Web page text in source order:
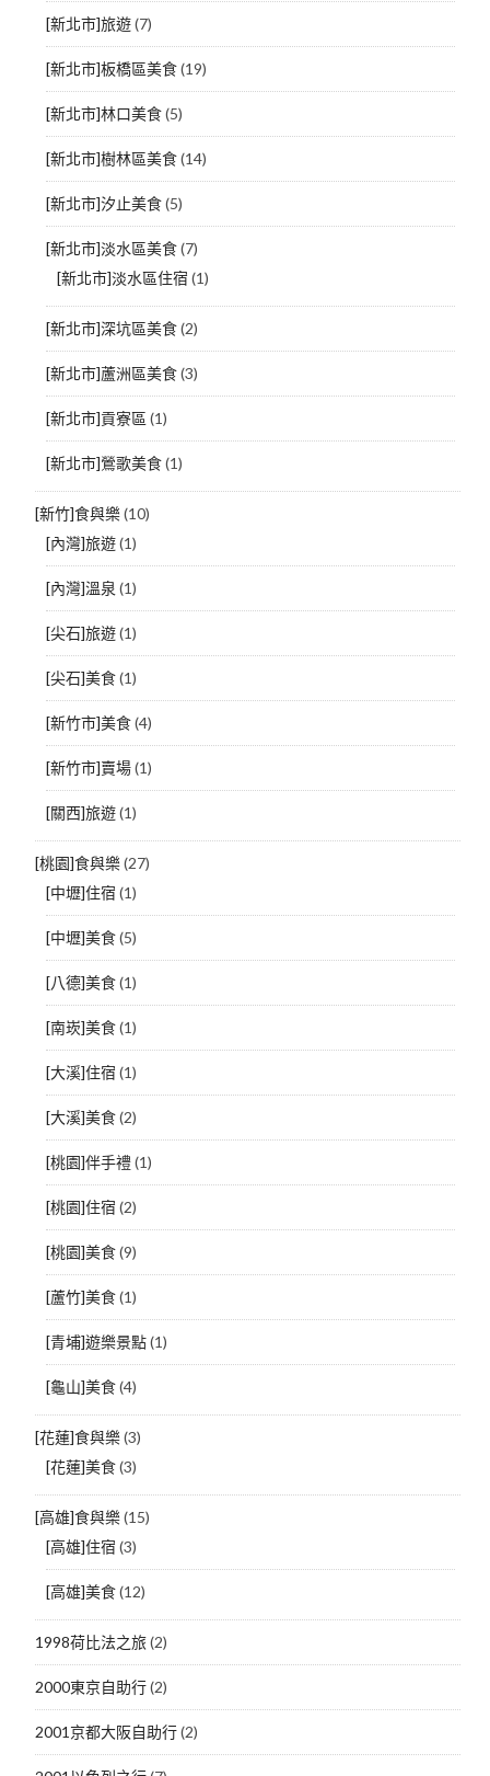
[新北市]旅遊(7)
[新北市]板橋區美食(19)
[新北市]林口美食(5)
[新北市]樹林區美食(14)
[新北市]汐止美食(5)
[新北市]淡水區美食(7)
[新北市]淡水區住宿 (1)
[新北市]深坑區美食(2)
[新北市]蘆洲區美食(3)
[新北市]貢寮區 (1)
[新北市]鶯歌美食(1)
[新竹]食與樂(10)
[內灣]旅遊(1)
[內灣]溫泉 (1)
[尖石]旅遊(1)
[尖石]美食(1)
[新竹市]美食(4)
[新竹市]賣場(1)
[關西]旅遊(1)
[桃園]食與樂(27)
[中壢]住宿 (1)
[中壢]美食(5)
[八德]美食(1)
[南崁]美食(1)
[大溪]住宿 (1)
[大溪]美食(2)
[桃園]伴手禮(1)
[桃園]住宿 (2)
[桃園]美食(9)
[蘆竹]美食(1)
[青埔]遊樂景點(1)
[龜山]美食(4)
[花蓮]食與樂(3)
[花蓮]美食(3)
[高雄]食與樂(15)
[高雄]住宿 (3)
[高雄]美食(12)
1998荷比法之旅(2)
2000東京自助行(2)
2001京都大阪自助行(2)